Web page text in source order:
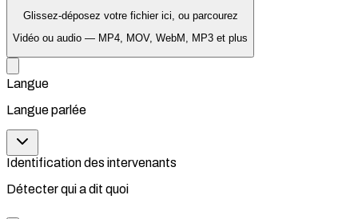
Glissez-déposez votre fichier ici, ou parcourez
Vidéo ou audio — MP4, MOV, WebM, MP3 et plus
Langue
Langue parlée
Identification des intervenants
Détecter qui a dit quoi